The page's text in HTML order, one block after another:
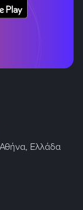
Ελλάδα